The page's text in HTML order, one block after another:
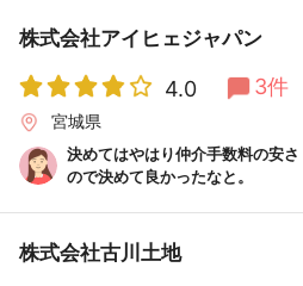
株式会社アイヒェジャパン
4.0 3件
宮城県
決めてはやはり仲介手数料の安
ので決めて良かったなと。
株式会社古川土地